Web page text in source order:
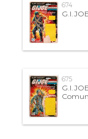
674
675